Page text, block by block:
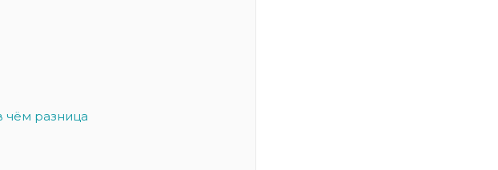
чём разница